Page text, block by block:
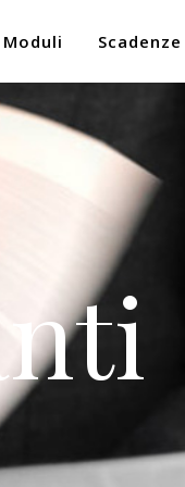
Moduli Scadenze